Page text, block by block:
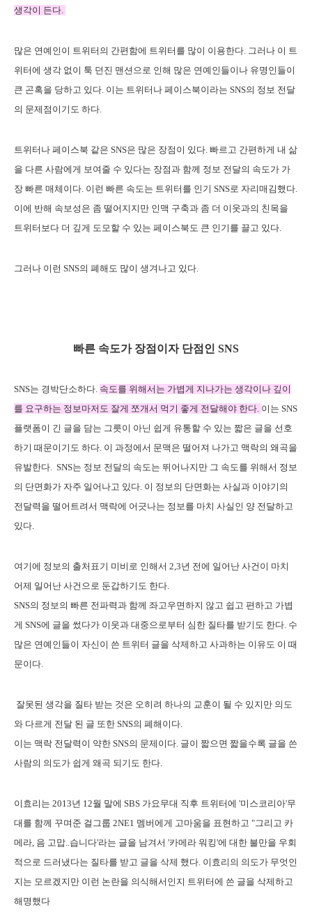
생각이 든다.
많은 연예인이 트위터의 간편함에 트위터를 많이 이용한다. 그러나 이 트
위터에 생각 없이 툭 던진 맨션으로 인해 많은 연예인들이나 유명인들이
큰 곤혹을 당하고 있다. 이는 트위터나 페이스북이라는 SNS의 정보 전달
의 문제점이기도 하다.
트위터나 페이스북 같은 SNS은 많은 장점이 있다. 빠르고 간편하게 내 삶
을 다른 사람에게 보여줄 수 있다는 장점과 함께 정보 전달의 속도가 가
장 빠른 매체이다. 이런 빠른 속도는 트위터를 인기 SNS로 자리매김했다.
이에 반해 속보성은 좀 떨어지지만 인맥 구축과 좀 더 이웃과의 친목을
트위터보다 더 깊게 도모할 수 있는 페이스북도 큰 인기를 끌고 있다.
그러나 이런 SNS의 폐해도 많이 생겨나고 있다.
빠른 속도가 장점이자 단점인 SNS
SNS는 경박단소하다. 속도를 위해서는 가볍게 지나가는 생각이나 깊이
를 요구하는 정보마저 도 잘게 쪼개서 먹기 좋게 전달해야 한다. 이는 SNS
플랫폼이 긴 글을 담는 그릇이 아닌 쉽게 유통할 수 있는 짧은 글을 선호
하기 때문이기도 하다. 이 과정에서 문맥은 떨어져 나가고 맥락의 왜곡을
유발한다. SNS는 정보 전달의 속도는 뛰어나지만 그 속도를 위해서 정보
의 단면화가 자주 일어나고 있다. 이 정보의 단면화는 사실과 이야기의
전달력을 떨어트려서 맥락에 어긋나는 정보를 마치 사실인 양 전달하고
있다.
여기에 정보의 출처표기 미비로 인해서 2,3년 전에 일어난 사건이 마치
어제 일어난 사건으로 둔갑하기도 한다.
SNS의 정보의 빠른 전파력과 함께 좌고우면하지 않고 쉽고 편하고 가볍
게 SNS에 글을 썼다가 이웃과 대중으로부터 심한 질타를 받기도 한다. 수
많은 연예인들이 자신이 쓴 트위터 글을 삭제하고 사과하는 이유도 이 때
문이다.
잘못된 생각을 질타 받는 것은 오히려 하나의 교훈이 될 수 있지만 의도
와 다르게 전달 된 글 또한 SNS의 폐해이다.
이는 맥락 전달력이 약한 SNS의 문제이다. 글이 짧으면 짧을수록 글을 쓴
사람의 의도가 쉽게 왜곡 되기도 한다.
이효리는 2013년 12월 말에 SBS 가요무대 직후 트위터에 '미스코리아'무
대를 함께 꾸며준 걸그룹 2NE1 멤버에게 고마움을 표현하고 "그리고 카
메라, 음 고맙..습니다'라는 글을 남겨서 '카메라 워킹'에 대한 불만을 우회
적으로 드러냈다는 질타를 받고 글을 삭제 했다. 이효리의 의도가 무엇인
지는 모르겠지만 이런 논란을 의식해서인지 트위터에 쓴 글을 삭제하고
해명했다